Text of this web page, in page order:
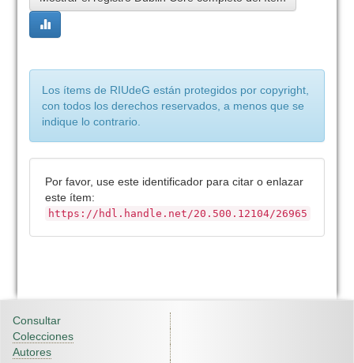
Los ítems de RIUdeG están protegidos por copyright,
con todos los derechos reservados, a menos que se
indique lo contrario.
Por favor, use este identificador para citar o enlazar
este ítem:
https://hdl.handle.net/20.500.12104/26965
Consultar
Colecciones
Autores